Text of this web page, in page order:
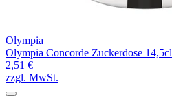
Olympia
Olympia Concorde Zuckerdose 14,5cl
2,51 €
zzgl. MwSt.